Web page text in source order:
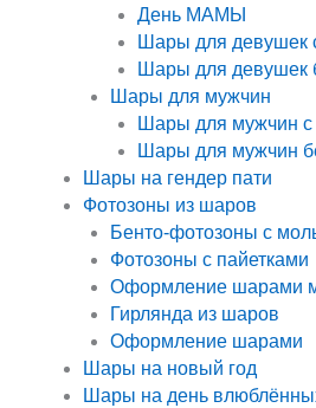
День МАМЫ
Шары для девушек
Шары для девушек
Шары для мужчин
Шары для мужчин с
Шары для мужчин
Шары на гендер пати
Фотозоны из шаров
Бенто-фотозоны с
Фотозоны с пайетками
Оформление шарами
Гирлянда из шаров
Оформление шарами
Шары на новый год
Шары на день